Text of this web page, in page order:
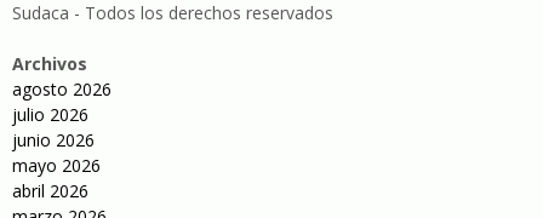
Sudaca - Todos los derechos reservados
Archivos
agosto 2026
julio 2026
junio 2026
mayo 2026
abril 2026